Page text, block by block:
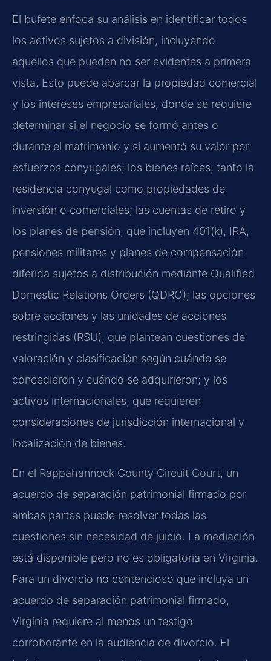
El bufete enfoca su análisis en identificar todos
los activos sujetos a división, incluyendo
aquellos que pueden no ser evidentes a primera
vista. Esto puede abarcar la propiedad comercial
y los intereses empresariales, donde se requiere
determinar si el negocio se formó antes o
durante el matrimonio y si aumentó su valor por
esfuerzos conyugales; los bienes raíces, tanto la
residencia conyugal como propiedades de
inversión o comerciales; las cuentas de retiro y
los planes de pensión, que incluyen 401(k), IRA,
pensiones militares y planes de compensación
diferida sujetos a distribución mediante Qualified
Domestic Relations Orders (QDRO); las opciones
sobre acciones y las unidades de acciones
restringidas (RSU), que plantean cuestiones de
valoración y clasificación según cuándo se
concedieron y cuándo se adquirieron; y los
activos internacionales, que requieren
consideraciones de jurisdicción internacional y
localización de bienes.
En el Rappahannock County Circuit Court, un
acuerdo de separación patrimonial firmado por
ambas partes puede resolver todas las
cuestiones sin necesidad de juicio. La mediación
está disponible pero no es obligatoria en Virginia.
Para un divorcio no contencioso que incluya un
acuerdo de separación patrimonial firmado,
Virginia requiere al menos un testigo
corroborante en la audiencia de divorcio. El